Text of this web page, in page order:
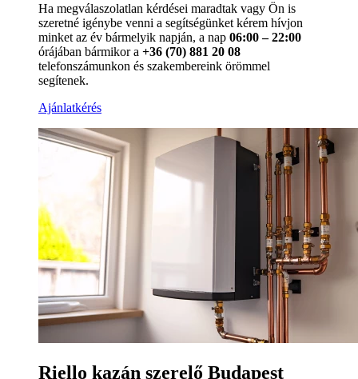
Ha megválaszolatlan kérdései maradtak vagy Ön is
szeretné igénybe venni a segítségünket kérem hívjon
minket az év bármelyik napján, a nap 06:00 – 22:00
órájában bármikor a +36 (70) 881 20 08
telefonszámunkon és szakembereink örömmel
segítenek.
Ajánlatkérés
Riello kazán szerelő Budapest